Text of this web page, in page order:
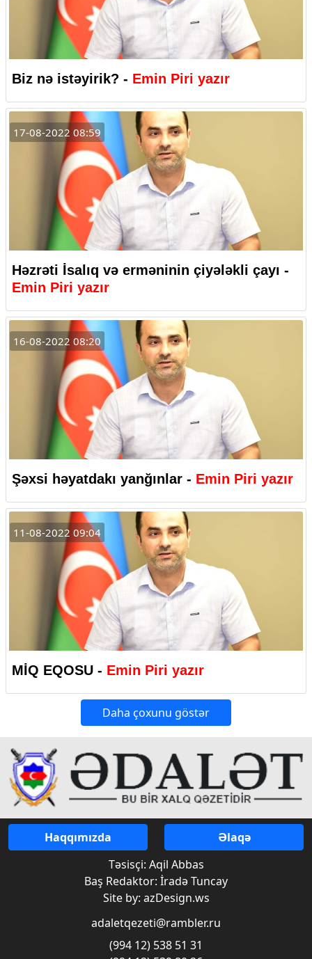
Biz nə istəyirik? - Emin Piri yazır
17-08-2022 08:59
Həzrəti İsalıq və erməninin çiyələkli çayı -
Emin Piri yazır
16-08-2022 08:20
Şəxsi həyatdakı yanğınlar - Emin Piri yazır
11-08-2022 09:04
MİQ EQOSU - Emin Piri yazır
Daha çoxunu göstər
Haqqımızda
Əlaqə
Təsisçi: Aqil Abbas
Baş Redaktor: İradə Tuncay
Site by: azDesign.ws
adaletqezeti@rambler.ru
(994 12) 538 51 31